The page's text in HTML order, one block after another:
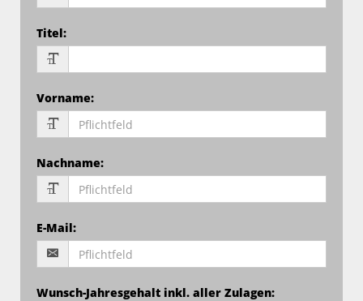
Titel:
Vorname:
Nachname:
E-Mail:
Wunsch-Jahresgehalt inkl. aller Zulagen: